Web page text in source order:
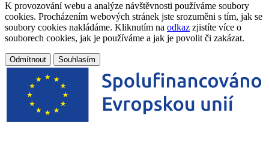
K provozování webu a analýze návštěvnosti používáme soubory
cookies. Procházením webových stránek jste srozuměni s tím, jak se
soubory cookies nakládáme. Kliknutím na odkaz zjistíte více o
souborech cookies, jak je používáme a jak je povolit či zakázat.
Odmítnout Souhlasím